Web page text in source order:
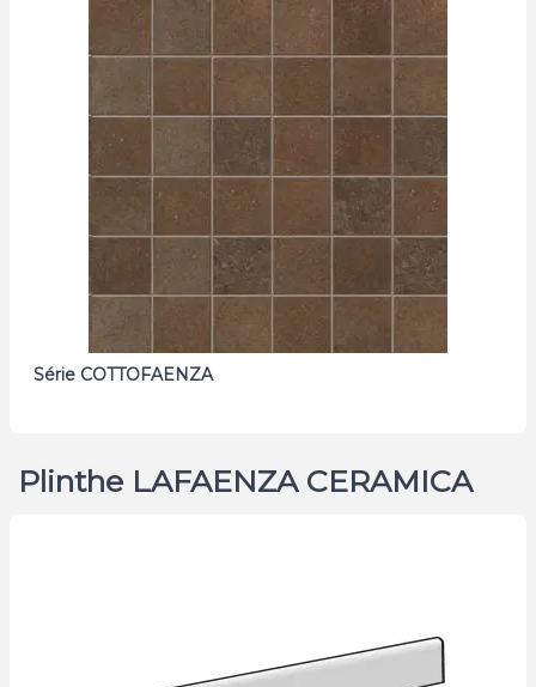
Série COTTOFAENZA
Plinthe LAFAENZA CERAMICA